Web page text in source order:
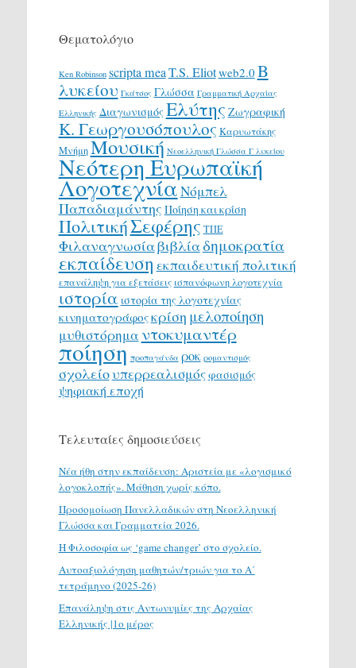
Θεματολόγιο
Ken Robinson scripta meaT.S. Eliotweb2.0 Β
λυκείου Γκάτσος Γλώσσα Γραμματική Αρχαίας
Ελληνικής ΔιαγωνισμόςΕλύτης Ζωγραφική
Κ. Γεωργουσόπουλος Καρυωτάκης
ΜνήμηΜουσική Νεοελληνική Γλώσσα Γ λυκείου
Νεότερη Ευρωπαϊκή
ΛογοτεχνίαΝόμπελ
Παπαδιαμάντης Ποίηση και κρίση
ΠολιτικήΣεφέρης ΤΠΕ
Φιλαναγνωσίαβιβλίαδημοκρατία
εκπαίδευση εκπαιδευτική πολιτική
επανάληψη για εξετάσεις ισπανόφωνη λογοτεχνία
ιστορία ιστορία της λογοτεχνίας
κινηματογράφοςκρίση μελοποίηση
μυθιστόρημα ντοκυμαντέρ
ποίηση προπαγάνδα ροκ ρομαντισμός
σχολείουπερρεαλισμόςφασισμός
ψηφιακή εποχή
Τελευταίες δημοσιεύσεις
Νέα ήθη στην εκπαίδευση: Αριστεία με «λογισμικό
λογοκλοπής». Μάθηση χωρίς κόπο.
Προσομοίωση Πανελλαδικών στη Νεοελληνική
Γλώσσα και Γραμματεία 2026.
H Φιλοσοφία ως ‘game changer’ στο σχολείο.
Αυτοαξιολόγηση μαθητών/τριών για το Α΄
τετράμηνο (2025-26)
Επανάληψη στις Αντωνυμίες της Αρχαίας
Ελληνικής |1ο μέρος